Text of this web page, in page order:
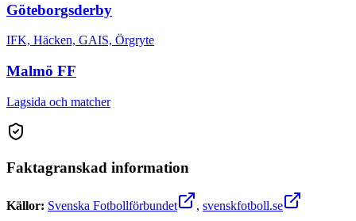
Göteborgsderby
IFK, Häcken, GAIS, Örgryte
Malmö FF
Lagsida och matcher
Faktagranskad information
Källor: Svenska Fotbollförbundet , svenskfotboll.se